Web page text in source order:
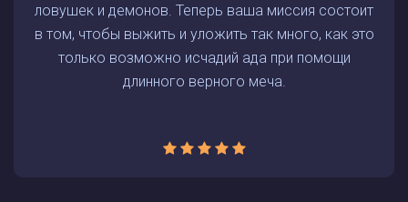
ловушек и демонов. Теперь ваша миссия состоит
в том, чтобы выжить и уложить так много, как это
только возможно исчадий ада при помощи
длинного верного меча.